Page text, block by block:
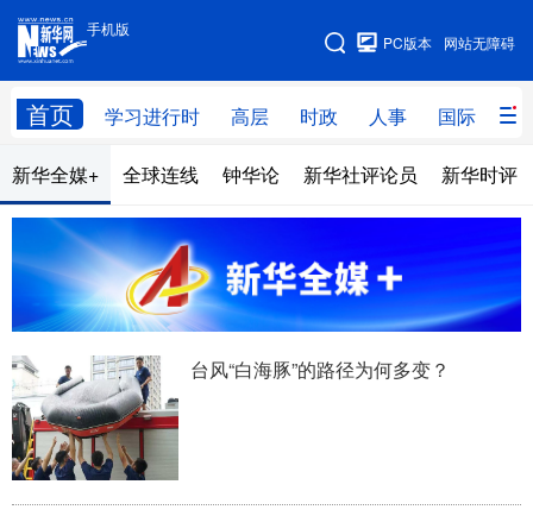
手机版
网站无障碍
PC版本
首页 学习进行时 高层 时政 人事 国际 财
手机版
网站地图
学习进行时 高层 时政 人事
国际
台湾 思客智库 全球连线 教育
科技 科创 量子 体育
文化 书画 健康 军事
访谈
法律 中央文件
新华全媒+ 全球连线 钟华论 新华社评论员 新华时评
台风“白海豚”的路径为何多变？